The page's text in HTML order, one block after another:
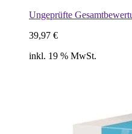
Ungeprüfte
39,97 €
inkl. 19 % MwSt.